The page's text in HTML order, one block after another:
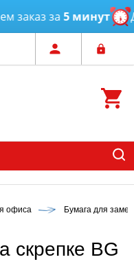
за5 минут
офиса Бумага для
скрепке BG